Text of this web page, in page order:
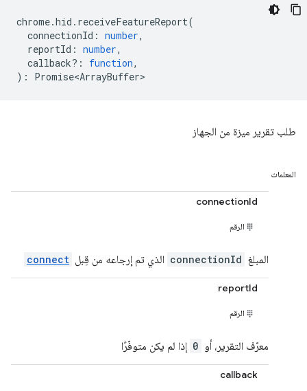
chrome.hid . receiveFeatureReport(
connectionId : number,
reportId : number,
callback? : function,
) : Promise<ArrayBuffer>
طلب تقرير ميزة من الجهاز
المعلمات
connectionId
الرقم
المبلغ connectionId الذي تم إرجاعه من قِبل connect
reportId
الرقم
معرّف التقرير، أو 0 إذا لم يكن متوفّرًا
callback